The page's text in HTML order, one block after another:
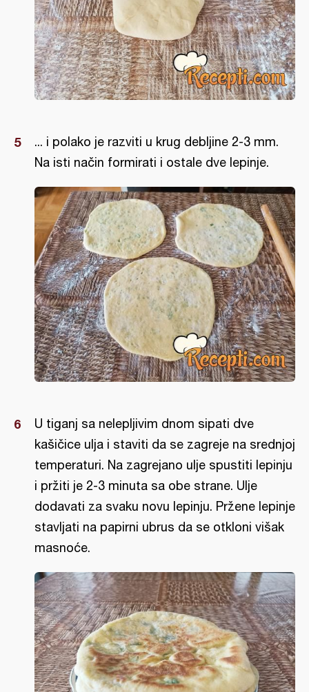
... i polako je razviti u krug debljine 2-3 mm.
Na isti način formirati i ostale dve lepinje.
U tiganj sa nelepljivim dnom sipati dve
kašičice ulja i staviti da se zagreje na srednjoj
temperaturi. Na zagrejano ulje spustiti lepinju
i pržiti je 2-3 minuta sa obe strane. Ulje
dodavati za svaku novu lepinju. Pržene lepinje
stavljati na papirni ubrus da se otkloni višak
masnoće.